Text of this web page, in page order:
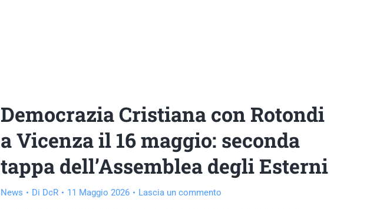
Democrazia Cristiana con Rotondi
a Vicenza il 16 maggio: seconda
tappa dell’Assemblea degli Esterni
News Di DcR 11 Maggio 2026 Lascia un commento